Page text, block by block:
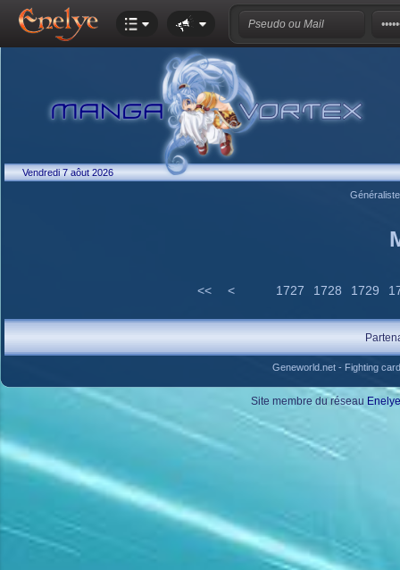
Vendredi 7 aôut 2026
<< < 1727 1728 1729
Geneworld.net- Fighting
Site membre du réseau Enelye